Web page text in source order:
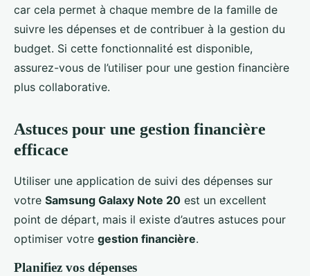
car cela permet à chaque membre de la famille de
suivre les dépenses et de contribuer à la gestion du
budget. Si cette fonctionnalité est disponible,
assurez-vous de l’utiliser pour une gestion financière
plus collaborative.
Astuces pour une gestion financière
efficace
Utiliser une application de suivi des dépenses sur
votre Samsung Galaxy Note 20 est un excellent
point de départ, mais il existe d’autres astuces pour
optimiser votre gestion financière.
Planifiez vos dépenses